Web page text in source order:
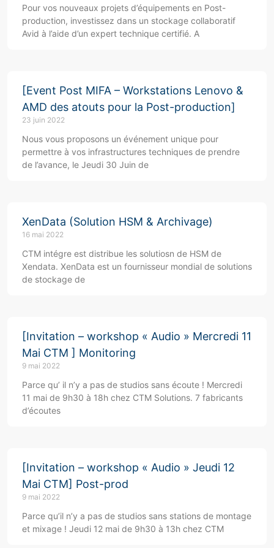
Pour vos nouveaux projets d’équipements en Post-
production, investissez dans un stockage collaboratif
Avid à l’aide d’un expert technique certifié. A
[Event Post MIFA – Workstations Lenovo &
AMD des atouts pour la Post-production]
23 juin 2022
Nous vous proposons un événement unique pour
permettre à vos infrastructures techniques de prendre
de l’avance, le Jeudi 30 Juin de
XenData (Solution HSM & Archivage)
16 mai 2022
CTM intégre est distribue les solutiosn de HSM de
Xendata. XenData est un fournisseur mondial de solutions
de stockage de
[Invitation – workshop « Audio » Mercredi 11
Mai CTM ] Monitoring
9 mai 2022
Parce qu’ il n’y a pas de studios sans écoute ! Mercredi
11 mai de 9h30 à 18h chez CTM Solutions. 7 fabricants
d’écoutes
[Invitation – workshop « Audio » Jeudi 12
Mai CTM] Post-prod
9 mai 2022
Parce qu’il n’y a pas de studios sans stations de montage
et mixage ! Jeudi 12 mai de 9h30 à 13h chez CTM